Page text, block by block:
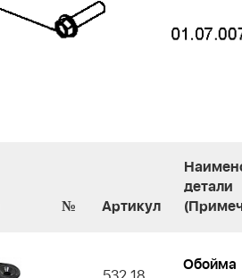
№ Артикул
детали
Обойма